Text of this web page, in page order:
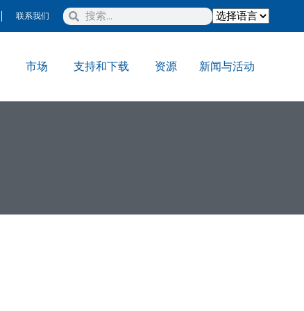
联系我们
市场 支持和下载 资源 新闻与活动